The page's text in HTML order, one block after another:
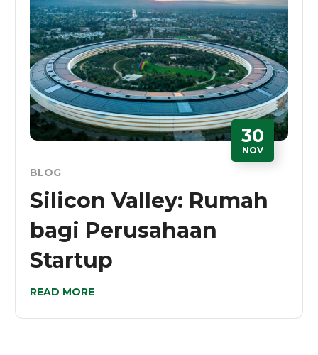
30
NOV
BLOG
Silicon Valley: Rumah
bagi Perusahaan
Startup
READ MORE